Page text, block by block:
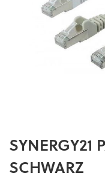
Zum
Anfang
der
SYNERGY21
SCHWARZ